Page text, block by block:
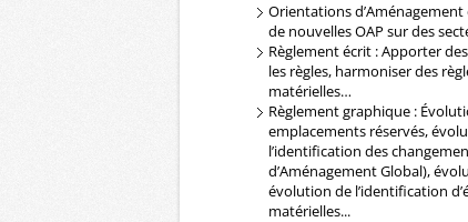
Orientations
de nouvelles OAP sur des
Règlement écrit : Apporter
les règles, harmoniser des
matérielles…
Règlement graphique :
emplacements réservés,
l’identification des
d’Aménagement Global),
évolution de l’identification
matérielles...